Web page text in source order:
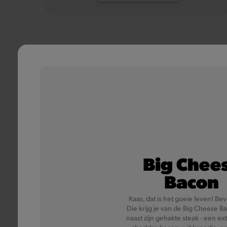
Big
Bacon
Kaas, dat is het goeie leven!
Die krijg je van de Big Cheese
naast zijn gehakte steak - een